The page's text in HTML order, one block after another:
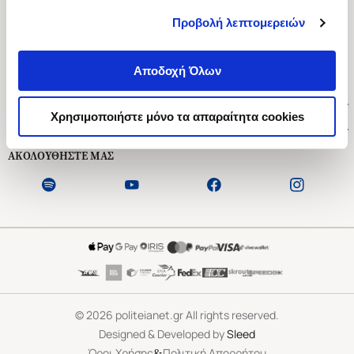
Προβολή λεπτομερειών
Αποδοχή Όλων
Χρησιμοποιήστε μόνο τα απαραίτητα cookies
Ασκληπιού 1-3, Αθήνα 106 79
Δευτέρα - Παρασκευή 09:00-21:00
Εξυπηρέτηση Πελατών
ΑΚΟΛΟΥΘΗΣΤΕ ΜΑΣ
©2026 politeianet.gr All rights reserved.
Designed & Developed bySleed